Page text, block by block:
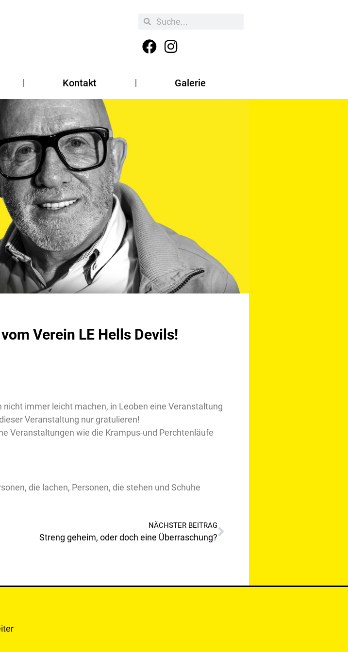
Kontakt Galerie
Verein LE Hells Devils!
immer leicht machen, in Leoben eine Veranstaltung
Veranstaltung nur gratulieren!
Veranstaltungen wie die Krampus-und Perchtenläufe
NÄCHSTER BEITRAG
Streng geheim, oder doch eine Überraschung?